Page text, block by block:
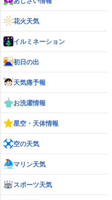
花火天気
イルミネーション
初日の出
天気痛予報
お洗濯情報
星空・天体情報
空の天気
マリン天気
スポーツ天気